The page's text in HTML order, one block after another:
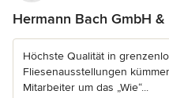
Hermann Bach GmbH &
Höchste Qualität in
Fliesenausstellungen
Mitarbeiter um das „Wie“...